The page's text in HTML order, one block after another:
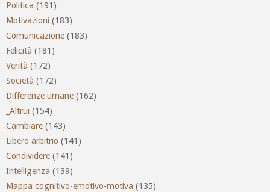
Politica (191)
Motivazioni (183)
Comunicazione (183)
Felicità (181)
Verità (172)
Società (172)
Differenze umane (162)
_Altrui (154)
Cambiare (143)
Libero arbitrio (141)
Condividere (141)
Intelligenza (139)
Mappa cognitivo-emotivo-motiva (135)